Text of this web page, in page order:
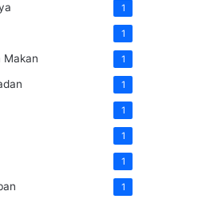
1
1
Makan 1
1
1
1
1
1